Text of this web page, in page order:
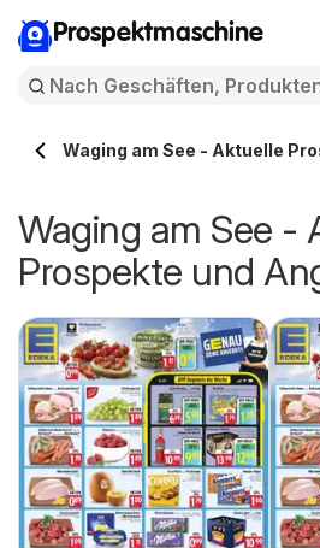
Prospektmaschine
Waging am See - Aktuelle
Waging am See -
Prospekte und